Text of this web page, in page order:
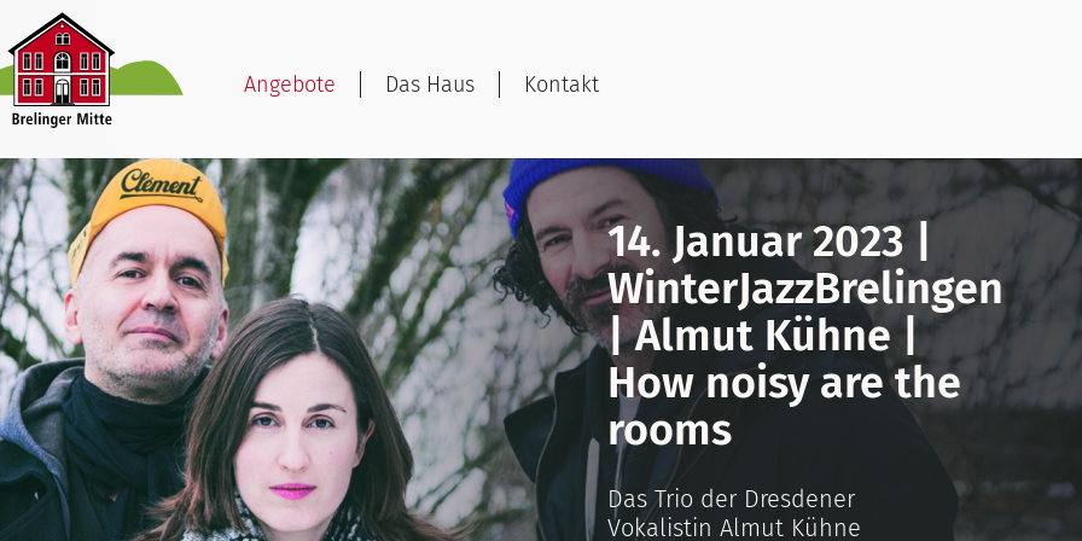
Angebote Das Haus Kontakt
14. Januar 2023 |
WinterJazzBrelingen
| Almut Kühne |
How noisy are the
rooms
Das Trio der Dresdener
Vokalistin Almut Kühne